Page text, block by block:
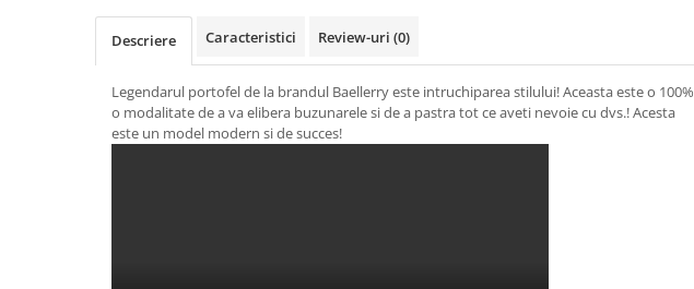
Descriere Caracteristici Review-uri (0)
Legendarul portofel de la brandul Baellerry este intruchiparea stilului! Aceasta este o 100%
o modalitate de a va elibera buzunarele si de a pastra tot ce aveti nevoie cu dvs.! Acesta
este un model modern si de succes!